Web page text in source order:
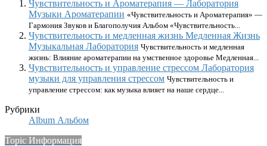
Чувствительность и Ароматерапия — Лаборатория
Музыки Ароматерапии «Чувствительность и Ароматерапия» —
Гармония Звуков и Благополучия Альбом «Чувствительность...
Чувствительность и медленная жизнь Медленная Жизнь
Музыкальная Лаборатория Чувствительность и медленная
жизнь: Влияние ароматерапии на умственное здоровье Медленная...
Чувствительность и управление стрессом Лаборатория
музыки для управления стрессом Чувствительность и
управление стрессом: как музыка влияет на наше сердце...
Рубрики
Album Альбом
Topic Информация